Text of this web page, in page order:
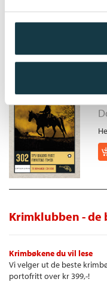
Krimklubben - de
Krimbøkene du vil lese
Vi velger ut de beste
portofritt over kr 399,-!